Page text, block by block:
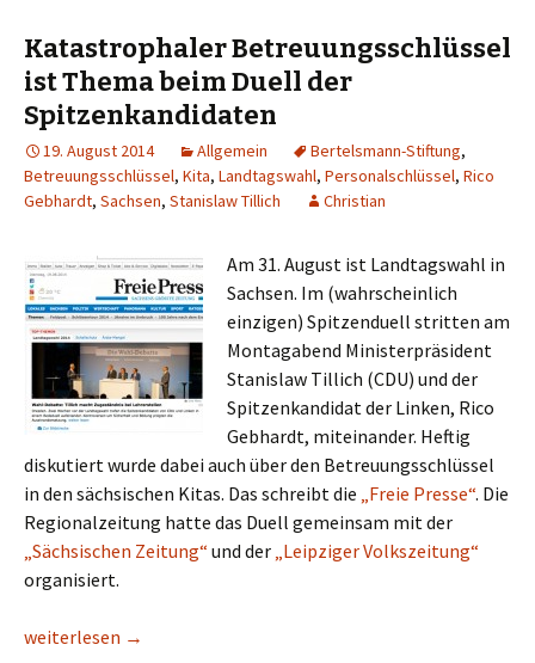
Katastrophaler Betreuungsschlüssel
ist Thema beim Duell der
Spitzenkandidaten
19. August 2014 Allgemein Bertelsmann-Stiftung,
Betreuungsschlüssel, Kita, Landtagswahl, Personalschlüssel, Rico
Gebhardt, Sachsen, Stanislaw Tillich Christian
Am 31. August ist Landtagswahl in
Sachsen. Im (wahrscheinlich
einzigen) Spitzenduell stritten am
Montagabend Ministerpräsident
Stanislaw Tillich (CDU) und der
Spitzenkandidat der Linken, Rico
Gebhardt, miteinander. Heftig
diskutiert wurde dabei auch über den Betreuungsschlüssel
in den sächsischen Kitas. Das schreibt die „Freie Presse“. Die
Regionalzeitung hatte das Duell gemeinsam mit der
„Sächsischen Zeitung“ und der „Leipziger Volkszeitung“
organisiert.
Katastrophaler Betreuungsschlüssel ist Thema beim Duell
weiterlesen →